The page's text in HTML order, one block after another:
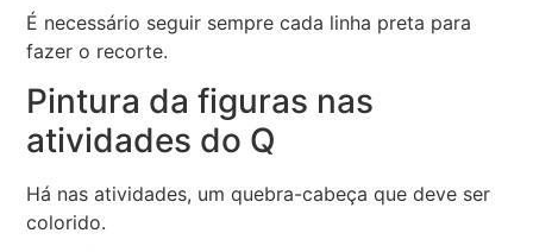
É necessário seguir sempre cada linha preta para
fazer o recorte.
Pintura da figuras nas
atividades do Q
Há nas atividades, um quebra-cabeça que deve ser
colorido.